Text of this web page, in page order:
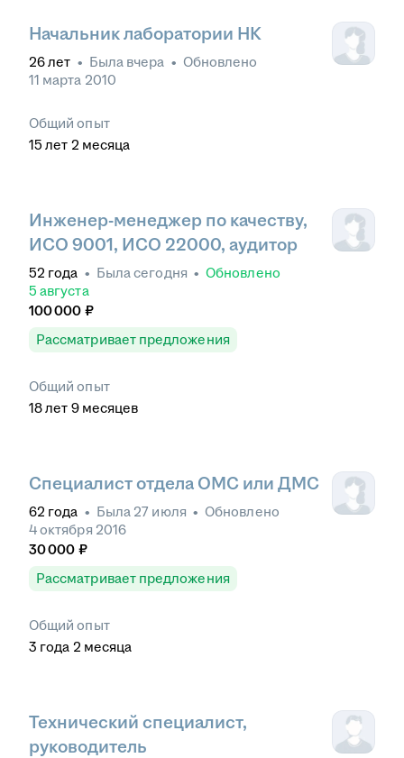
Начальник лаборатории НК
26лет • Была вчера • Обновлено
11 марта 2010
Общий опыт
15 лет 2 месяца
Инженер-менеджер по качеству,
ИСО 9001, ИСО 22000, аудитор
52 года • Быласегодня • Обновлено
5 августа
100 000 ₽
Рассматривает предложения
Общий опыт
18лет 9 месяцев
Специалист отдела ОМС или ДМС
62 года • Была 27 июля • Обновлено
4 октября 2016
30 000 ₽
Рассматривает предложения
Общий опыт
3 года 2 месяца
Технический специалист,
руководитель